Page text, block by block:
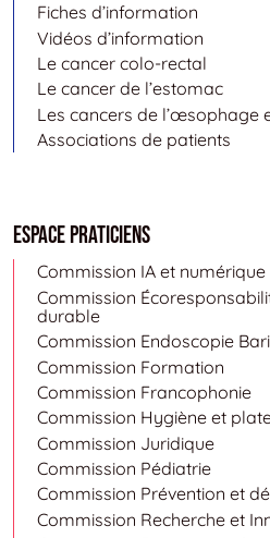
Fiches d’information
Vidéos d’information
Le cancer colo-rectal
Le cancer de l’estomac
Les cancers de l’œsophage
Associations de patients
Espace Praticiens
Commission IA et numérique
Commission
durable
Commission Endoscopie
Commission Formation
Commission Francophonie
Commission Hygiène et
Commission Juridique
Commission Pédiatrie
Commission Prévention et
Commission Recherche et